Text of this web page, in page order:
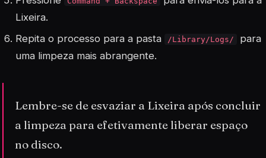
Lixeira.
Repita o processo para a pasta
/Library/Logs/
para
uma limpeza mais abrangente.
Lembre-se de esvaziar a Lixeira após concluir
a limpeza para efetivamente liberar espaço
no disco.